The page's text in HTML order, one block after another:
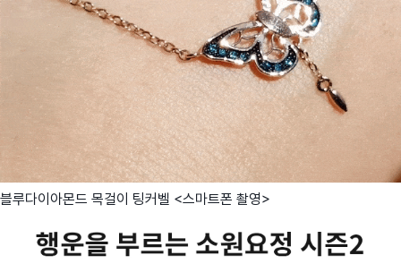
블루다이아몬드 목걸이 팅커벨 <스마트폰 촬영>